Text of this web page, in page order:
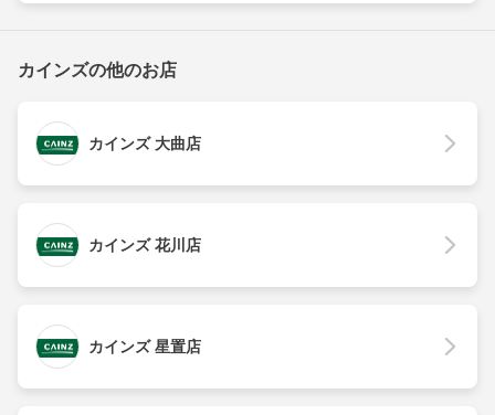
カインズの他のお店
カインズ 大曲店
カインズ 花川店
カインズ 星置店